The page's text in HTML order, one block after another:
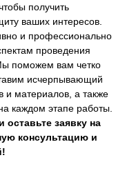
получить
ваших интересов.
и профессионально
проведения
поможем вам четко
исчерпывающий
и материалов, а также
каждом этапе работы.
заявку на
консультацию и